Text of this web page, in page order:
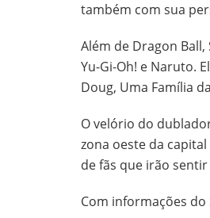
também com sua
Além de Dragon
Yu-Gi-Oh! e Naruto.
Doug, Uma Família
O velório do
zona oeste da
de fãs que irão
Com informações